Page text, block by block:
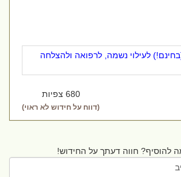
לעילוי נשמה, לרפואה ולהצלחה
680 צפיות
(דווח על חידוש לא ראוי)
חווה דעתך על החידוש!